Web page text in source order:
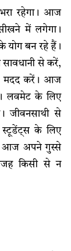
रहेगा। आज
में लगेगा।
योग बन रहे हैं।
से करें,
मदद करें। आज
लवमेट के लिए
जीवनसाथी से
स्टूडेंट्स के लिए
आज अपने गुस्से
किसी से न